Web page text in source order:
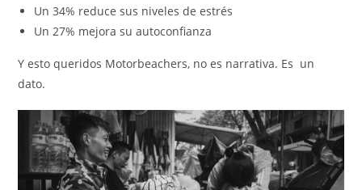
Un 34% reduce sus niveles de estrés
Un 27% mejora su autoconfianza
Y esto queridos Motorbeachers, no es narrativa. Es un
dato.